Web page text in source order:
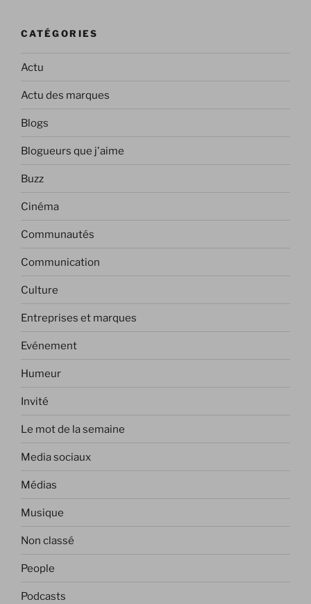
CATÉGORIES
Actu
Actu des marques
Blogs
Blogueurs que j'aime
Buzz
Cinéma
Communautés
Communication
Culture
Entreprises et marques
Evénement
Humeur
Invité
Le mot de la semaine
Media sociaux
Médias
Musique
Non classé
People
Podcasts